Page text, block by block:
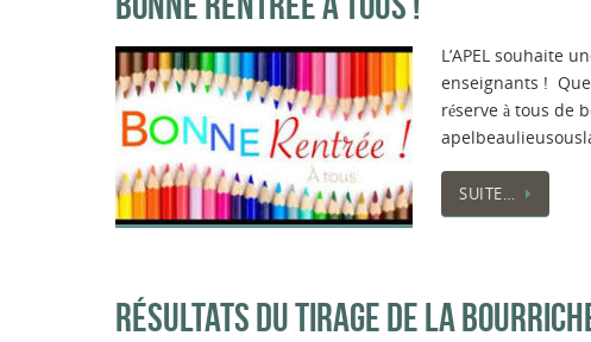
L’APEL souhaite
enseignants !
réserve à tous de
SUITE…
RÉSULTATS DU TIRAGE DE LA